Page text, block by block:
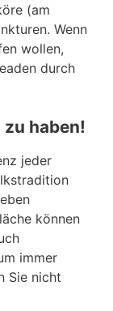
(am
Wenn
wollen,
durch
haben!
jeder
können
immer
Sie nicht